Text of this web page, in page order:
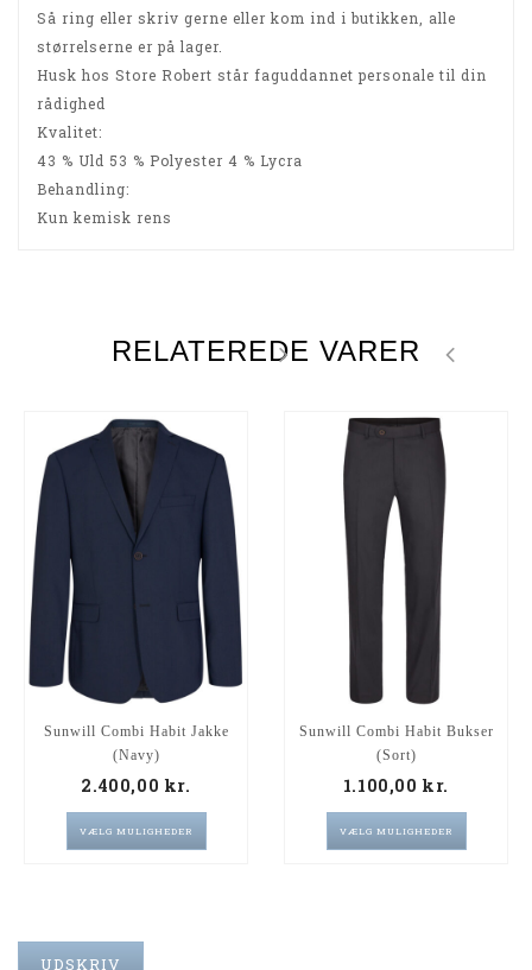
Så ring eller skriv gerne eller kom ind i butikken, alle
størrelserne er på lager.
Husk hos Store Robert står faguddannet personale til din
rådighed
Kvalitet:
43 % Uld 53 % Polyester 4 % Lycra
Behandling:
Kun kemisk rens
RELATEREDE VARER
Sunwill Combi Habit Jakke
(Navy)
2.400,00 kr.
VÆLG MULIGHEDER
Sunwill Combi Habit Bukser
(Sort)
1.100,00kr.
VÆLG MULIGHEDER
UDSKRIV